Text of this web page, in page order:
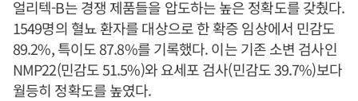
얼리텍-B는 경쟁 제품들을 압도하는 높은 정확도를 갖췄다.
1549명의 혈뇨 환자를 대상으로 한 확증 임상에서 민감도
89.2%, 특이도 87.8%를 기록했다. 이는 기존 소변 검사인
NMP22(민감도 51.5%)와 요세포 검사(민감도 39.7%)보다
월등히 정확도를 높였다.